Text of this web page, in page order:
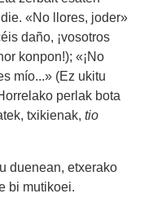
«No llores, joder»
daño, ¡vosotros
konpon!); «¡No
mío...» (Ez ukitu
perlak bota
txikienak,tio
duenean, etxerako
bi mutikoei.